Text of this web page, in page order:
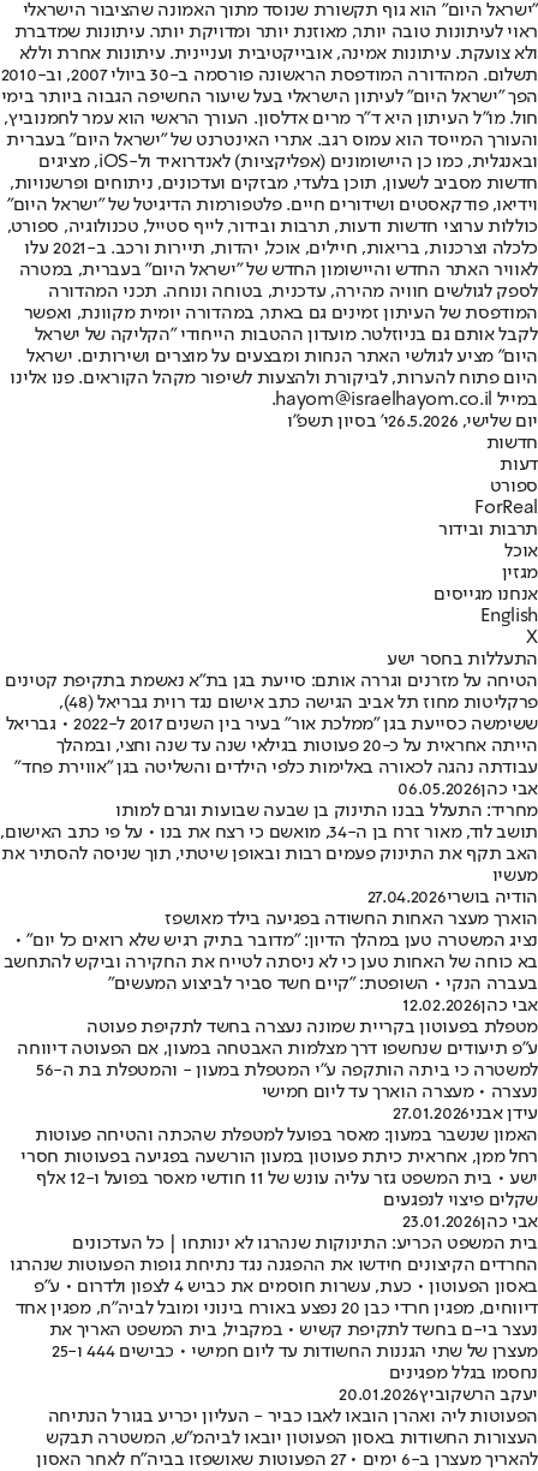
"ישראל היום" הוא גוף תקשורת שנוסד מתוך האמונה שהציבור הישראלי
ראוי לעיתונות טובה יותר, מאוזנת יותר ומדויקת יותר. עיתונות שמדברת
ולא צועקת. עיתונות אמינה, אובייקטיבית ועניינית. עיתונות אחרת וללא
תשלום. המהדורה המודפסת הראשונה פורסמה ב-30 ביולי 2007, וב-2010
הפך "ישראל היום" לעיתון הישראלי בעל שיעור החשיפה הגבוה ביותר בימי
חול. מו"ל העיתון היא ד"ר מרים אדלסון. העורך הראשי הוא עמר לחמנוביץ,
והעורך המייסד הוא עמוס רגב. אתרי האינטרנט של "ישראל היום" בעברית
ובאנגלית, כמו כן היישומונים (אפליקציות) לאנדרואיד ול-iOS, מציגים
חדשות מסביב לשעון, תוכן בלעדי, מבזקים ועדכונים, ניתוחים ופרשנויות,
וידיאו, פודקאסטים ושידורים חיים. פלטפורמות הדיגיטל של "ישראל היום"
כוללות ערוצי חדשות ודעות, תרבות ובידור, לייף סטייל, טכנולוגיה, ספורט,
כלכלה וצרכנות, בריאות, חיילים, אוכל, יהדות, תיירות ורכב. ב-2021 עלו
לאוויר האתר החדש והיישומון החדש של "ישראל היום" בעברית, במטרה
לספק לגולשים חוויה מהירה, עדכנית, בטוחה ונוחה. תכני המהדורה
המודפסת של העיתון זמינים גם באתר, במהדורה יומית מקוונת, ואפשר
לקבל אותם גם בניוזלטר. מועדון ההטבות הייחודי "הקליקה של ישראל
היום" מציע לגולשי האתר הנחות ומבצעים על מוצרים ושירותים. ישראל
היום פתוח להערות, לביקורת ולהצעות לשיפור מקהל הקוראים. פנו אלינו
במייל hayom@israelhayom.co.il.
יום שלישי, 26.5.2026
י' בסיון תשפ"ו
חדשות
דעות
ספורט
ForReal
תרבות ובידור
אוכל
מגזין
אנחנו מגייסים
English
X
התעללות בחסר ישע
הטיחה על מזרנים וגררה אותם: סייעת בגן בת"א נאשמת בתקיפת קטינים
פרקליטות מחוז תל אביב הגישה כתב אישום נגד רוית גבריאל (48),
ששימשה כסייעת בגן "ממלכת אור" בעיר בין השנים 2017 ל-2022 • גבריאל
הייתה אחראית על כ-20 פעוטות בגילאי שנה עד שנה וחצי, ובמהלך
עבודתה נהגה לכאורה באלימות כלפי הילדים והשליטה בגן "אווירת פחד"
אבי כהן06.05.2026
מחריד: התעלל בבנו התינוק בן שבעה שבועות וגרם למותו
תושב לוד, מאור זרח בן ה-34, מואשם כי רצח את בנו • על פי כתב האישום,
האב תקף את התינוק פעמים רבות ובאופן שיטתי, תוך שניסה להסתיר את
מעשיו
הודיה בושרי27.04.2026
הוארך מעצר האחות החשודה בפגיעה בילד מאושפז
נציג המשטרה טען במהלך הדיון: "מדובר בתיק רגיש שלא רואים כל יום" •
בא כוחה של האחות טען כי לא ניסתה לטייח את החקירה וביקש להתחשב
בעברה הנקי • השופטת: "קיים חשד סביר לביצוע המעשים"
אבי כהן12.02.2026
מטפלת בפעוטון בקריית שמונה נעצרה בחשד לתקיפת פעוטה
ע"פ תיעודים שנחשפו דרך מצלמות האבטחה במעון, אם הפעוטה דיווחה
למשטרה כי ביתה הותקפה ע"י המטפלת במעון - והמטפלת בת ה-56
נעצרה • מעצרה הוארך עד ליום חמישי
עידן אבני27.01.2026
האמון שנשבר במעון: מאסר בפועל למטפלת שהכתה והטיחה פעוטות
רחל ממן, אחראית כיתת פעוטון במעון הורשעה בפגיעה בפעוטות חסרי
ישע • בית המשפט גזר עליה עונש של 11 חודשי מאסר בפועל ו-12 אלף
שקלים פיצוי לנפגעים
אבי כהן23.01.2026
בית המשפט הכריע: התינוקות שנהרגו לא ינותחו | כל העדכונים
החרדים הקיצונים חידשו את ההפגנה נגד נתיחת גופות הפעוטות שנהרגו
באסון הפעוטון • כעת, עשרות חוסמים את כביש 4 לצפון ולדרום • ע"פ
דיווחים, מפגין חרדי כבן 20 נפצע באורח בינוני ומובל לביה"ח, מפגין אחד
נעצר בי-ם בחשד לתקיפת קשיש • במקביל, בית המשפט האריך את
מעצרן של שתי הגננות החשודות עד ליום חמישי • כבישים 444 ו-25
נחסמו בגלל מפגינים
יעקב הרשקוביץ20.01.2026
הפעוטות ליה ואהרן הובאו לאבו כביר - העליון יכריע בגורל הנתיחה
העצורות החשודות באסון הפעוטון יובאו לביהמ"ש, המשטרה תבקש
להאריך מעצרן ב-6 ימים • 27 הפעוטות שאושפזו בביה"ח לאחר האסון